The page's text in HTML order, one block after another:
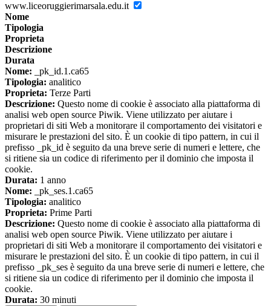
www.liceoruggierimarsala.edu.it
Nome
Tipologia
Proprieta
Descrizione
Durata
Nome: _pk_id.1.ca65
Tipologia: analitico
Proprieta: Terze Parti
Descrizione: Questo nome di cookie è associato alla piattaforma di
analisi web open source Piwik. Viene utilizzato per aiutare i
proprietari di siti Web a monitorare il comportamento dei visitatori e
misurare le prestazioni del sito. È un cookie di tipo pattern, in cui il
prefisso _pk_id è seguito da una breve serie di numeri e lettere, che
si ritiene sia un codice di riferimento per il dominio che imposta il
cookie.
Durata: 1 anno
Nome: _pk_ses.1.ca65
Tipologia: analitico
Proprieta: Prime Parti
Descrizione: Questo nome di cookie è associato alla piattaforma di
analisi web open source Piwik. Viene utilizzato per aiutare i
proprietari di siti Web a monitorare il comportamento dei visitatori e
misurare le prestazioni del sito. È un cookie di tipo pattern, in cui il
prefisso _pk_ses è seguito da una breve serie di numeri e lettere, che
si ritiene sia un codice di riferimento per il dominio che imposta il
cookie.
Durata: 30 minuti